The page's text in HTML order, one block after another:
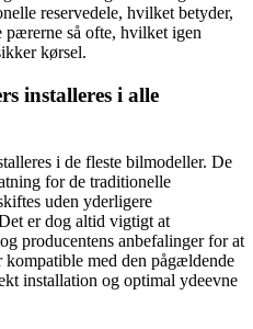
reservedele, hvilket betyder,
pærerne så ofte, hvilket igen
kørsel.
installeres i alle
i de fleste bilmodeller. De
for de traditionelle
uden yderligere
er dog altid vigtigt at
producentens anbefalinger for at
med den pågældende
installation og optimal ydeevne